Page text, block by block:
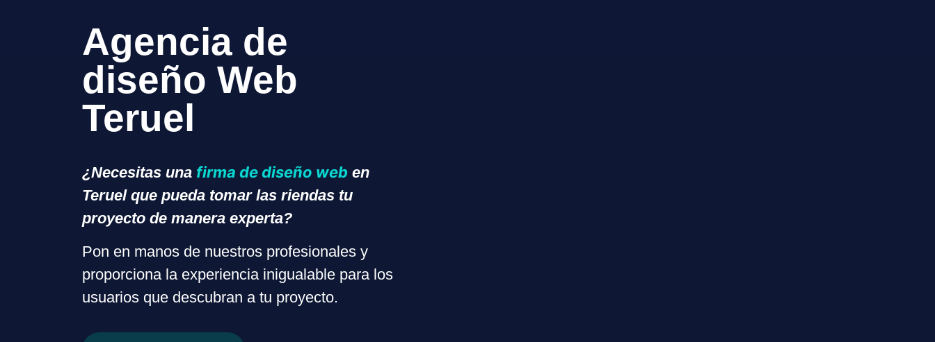
Agencia de
diseño Web
Teruel
¿Necesitas una firma de diseño web en
Teruel que pueda tomar las riendas tu
proyecto de manera experta?
Pon en manos de nuestros profesionales y
proporciona la experiencia inigualable para los
usuarios que descubran a tu proyecto.